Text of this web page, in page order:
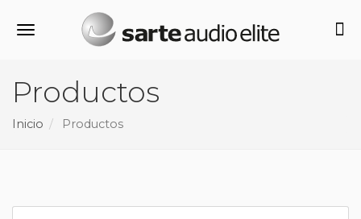
Alternar navegación
Productos
Inicio Productos